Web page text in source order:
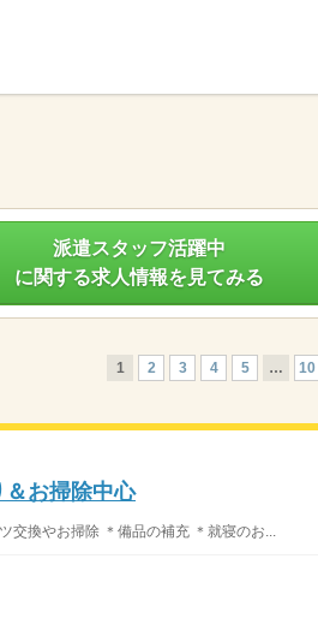
派遣スタッフ活躍中
に関する求人情報を見てみる
1 2 3 4 5 … 10
お掃除中心
換やお掃除 ＊備品の補充 ＊就寝のお...